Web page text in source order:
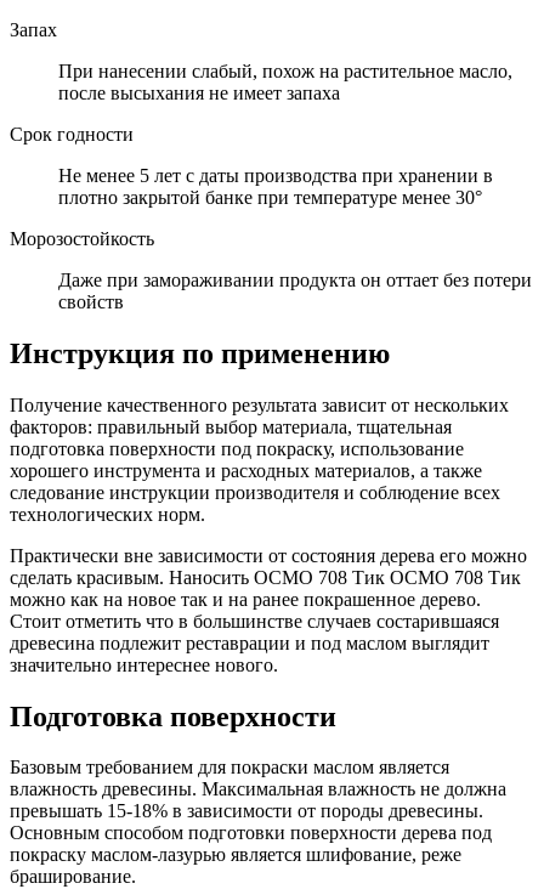
Запах
При нанесении слабый, похож на растительное масло,
после высыхания не имеет запаха
Срок годности
Не менее 5 лет с даты производства при хранении в
плотно закрытой банке при температуре менее 30°
Морозостойкость
Даже при замораживании продукта он оттает без потери
свойств
Инструкция по применению
Получение качественного результата зависит от нескольких
факторов: правильный выбор материала, тщательная
подготовка поверхности под покраску, использование
хорошего инструмента и расходных материалов, а также
следование инструкции производителя и соблюдение всех
технологических норм.
Практически вне зависимости от состояния дерева его можно
сделать красивым. Наносить ОСМО 708 Тик ОСМО 708 Тик
можно как на новое так и на ранее покрашенное дерево.
Стоит отметить что в большинстве случаев состарившаяся
древесина подлежит реставрации и под маслом выглядит
значительно интереснее нового.
Подготовка поверхности
Базовым требованием для покраски маслом является
влажность древесины. Максимальная влажность не должна
превышать 15-18% в зависимости от породы древесины.
Основным способом подготовки поверхности дерева под
покраску маслом-лазурью является шлифование, реже
браширование.